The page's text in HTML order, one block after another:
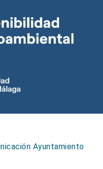
Ayuntamiento